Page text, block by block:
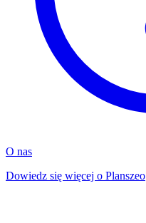
O nas
Dowiedz się więcej o Planszeo